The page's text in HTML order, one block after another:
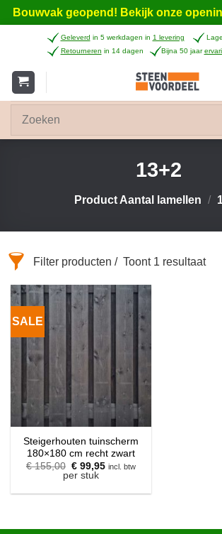
Bouwvak geopend! Bekijk onze
inhoud
Geleverd in 5 werkdagen in 1 levering Lage
Retourneren in 14 dagen Bijna 50 jaar
13+2
Product Aantal lamellen /
Filter producten Toont 1 resultaat
SALE
Steigerhouten tuinscherm
180×180 cm recht zwart
€155,00 Oorspronkelijke
prijs
€ 155,00.
€ 99,95Huidige
€ 99,95.
incl. btw
per stuk